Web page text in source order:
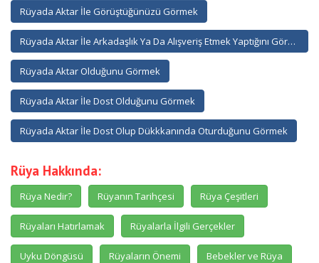
Rüyada Aktar İle Görüştüğünüzü Görmek
Rüyada Aktar İle Arkadaşlık Ya Da Alışveriş Etmek Yaptığını Görmek
Rüyada Aktar Olduğunu Görmek
Rüyada Aktar İle Dost Olduğunu Görmek
Rüyada Aktar İle Dost Olup Dükkkanında Oturduğunu Görmek
Rüya Hakkında:
Rüya Nedir? Rüyanın Tarihçesi Rüya Çeşitleri
Rüyaları Hatırlamak Rüyalarla İlgili Gerçekler
Uyku Döngüsü Rüyaların Önemi Bebekler ve Rüya